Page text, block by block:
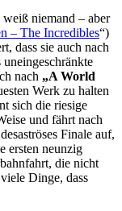
weiß niemand – aber
– The Incredibles“)
dass sie auch nach
nach „A World
Werk zu halten
sich die riesige
und fährt nach
Finale auf,
ersten neunzig
die nicht
Dinge, dass